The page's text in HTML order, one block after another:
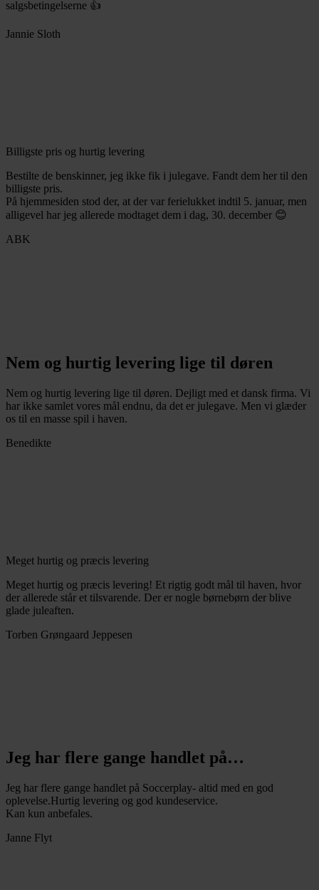
salgsbetingelserne 👍
Jannie Sloth
Billigste pris og hurtig levering
Bestilte de benskinner, jeg ikke fik i julegave. Fandt dem her til den
billigste pris.
På hjemmesiden stod der, at der var ferielukket indtil 5. januar, men
alligevel har jeg allerede modtaget dem i dag, 30. december 😊
ABK
Nem og hurtig levering lige til døren
Nem og hurtig levering lige til døren. Dejligt med et dansk firma. Vi
har ikke samlet vores mål endnu, da det er julegave. Men vi glæder
os til en masse spil i haven.
Benedikte
Meget hurtig og præcis levering
Meget hurtig og præcis levering! Et rigtig godt mål til haven, hvor
der allerede står et tilsvarende. Der er nogle børnebørn der blive
glade juleaften.
Torben Grøngaard Jeppesen
Jeg har flere gange handlet på…
Jeg har flere gange handlet på Soccerplay- altid med en god
oplevelse.Hurtig levering og god kundeservice.
Kan kun anbefales.
Janne Flyt